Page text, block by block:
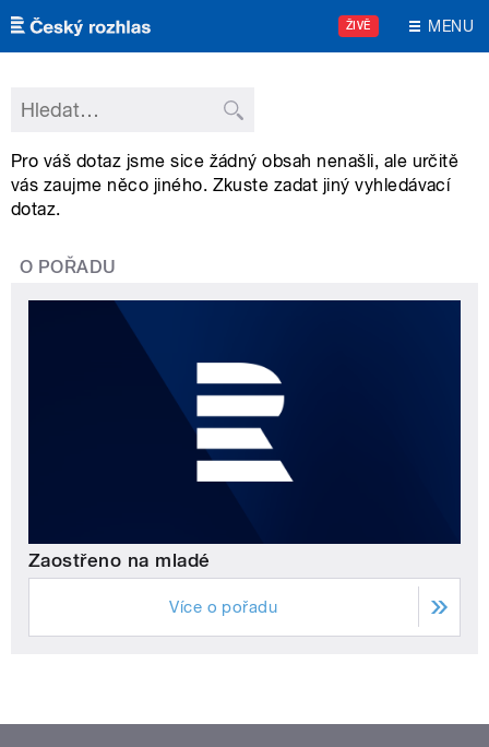
Přejít k hlavnímu obsahu
ŽIVĚ MENU
Pro váš dotaz jsme sice žádný obsah nenašli, ale určitě
vás zaujme něco jiného. Zkuste zadat jiný vyhledávací
dotaz.
O POŘADU
Zaostřeno na mladé
Více o pořadu